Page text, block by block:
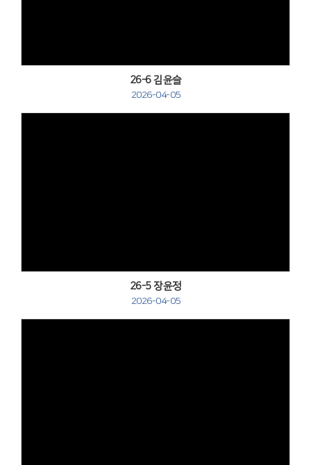
26-6 김윤슬
2026-04-05
26-5 장윤정
2026-04-05